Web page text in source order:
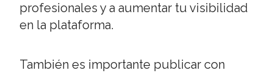
profesionales y a aumentar tu visibilidad
en la plataforma.
También es importante publicar con